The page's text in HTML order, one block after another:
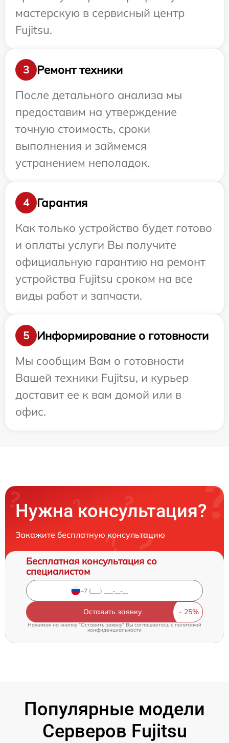
мастерскую в сервисный центр
Fujitsu.
3
Ремонт техники
После детального анализа мы
предоставим на утверждение
точную стоимость, сроки
выполнения и займемся
устранением неполадок.
4
Гарантия
Как только устройство будет готово
и оплаты услуги Вы получите
официальную гарантию на ремонт
устройства Fujitsu сроком на все
виды работ и запчасти.
5
Информирование о готовности
Мы сообщим Вам о готовности
Вашей техники Fujitsu, и курьер
доставит ее к вам домой или в
офис.
Нужна консультация?
Закажите бесплатную консультацию
Бесплатная консультация со
специалистом
Оставить заявку
Нажимая на кнопку "Оставить заявку" Вы соглашаетесь c политикой
конфиденциальности
Популярные модели
Серверов Fujitsu